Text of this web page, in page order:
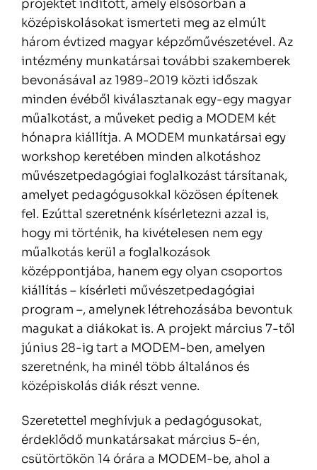
projektet indított, amely elsősorban a
középiskolásokat ismerteti meg az elmúlt
három évtized magyar képzőművészetével. Az
intézmény munkatársai további szakemberek
bevonásával az 1989-2019 közti időszak
minden évéből kiválasztanak egy-egy magyar
műalkotást, a műveket pedig a MODEM két
hónapra kiállítja. A MODEM munkatársai egy
workshop keretében minden alkotáshoz
művészetpedagógiai foglalkozást társítanak,
amelyet pedagógusokkal közösen építenek
fel. Ezúttal szeretnénk kísérletezni azzal is,
hogy mi történik, ha kivételesen nem egy
műalkotás kerül a foglalkozások
középpontjába, hanem egy olyan csoportos
kiállítás – kísérleti művészetpedagógiai
program –, amelynek létrehozásába bevontuk
magukat a diákokat is. A projekt március 7-től
június 28-ig tart a MODEM-ben, amelyen
szeretnénk, ha minél több általános és
középiskolás diák részt venne.
Szeretettel meghívjuk a pedagógusokat,
érdeklődő munkatársakat március 5-én,
csütörtökön 14 órára a MODEM-be, ahol a